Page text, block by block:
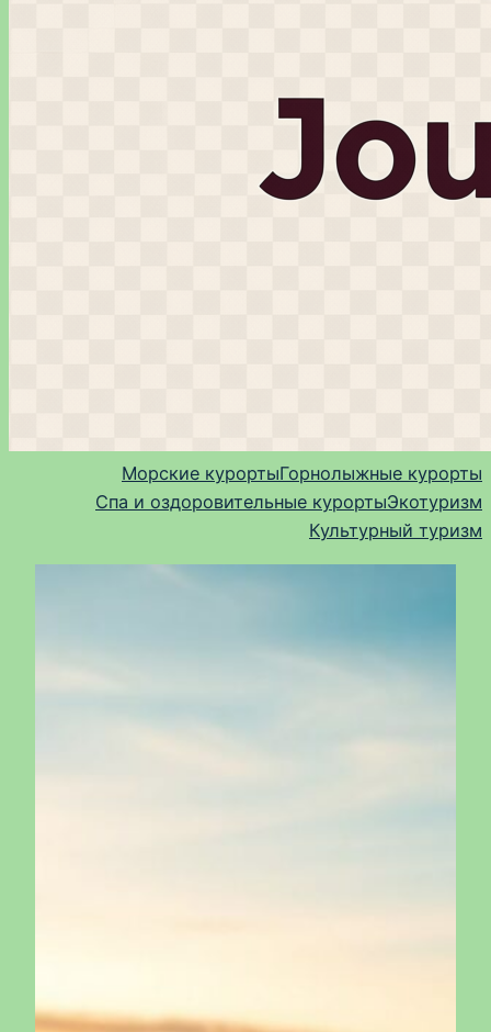
Морские курортыГорнолыжные курорты
Спа и оздоровительные курортыЭкотуризм
Культурный туризм